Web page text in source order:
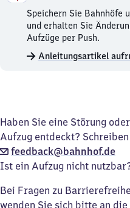
Bahnhöfe
und
Aufzüge
merken.
Speichern Sie Bahnhöfe
und erhalten Sie
Aufzüge per Push.
Anleitungsartikel
Haben Sie eine Störung
Aufzug entdeckt?
feedback@bahnhof.de
Ist ein Aufzug nicht
Bei Fragen zu
wenden Sie sich bitte an